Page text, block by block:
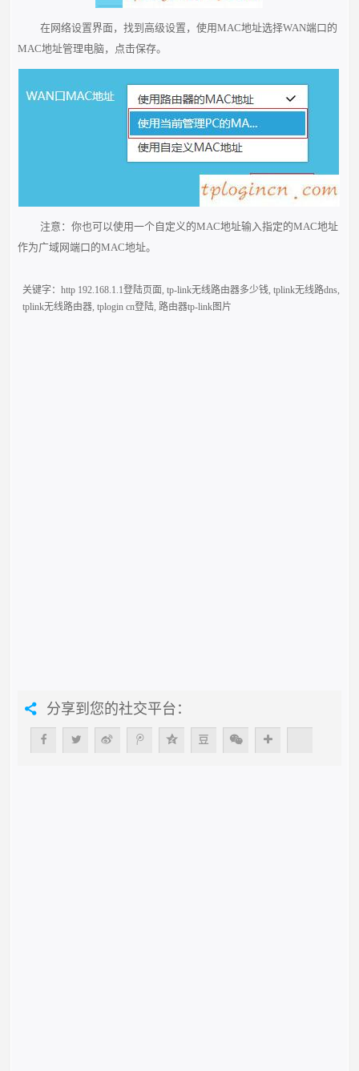
在网络设置界面，找到高级设置，使用MAC地址选择WAN端口的
MAC地址管理电脑，点击保存。
注意：你也可以使用一个自定义的MAC地址输入指定的MAC地址
作为广域网端口的MAC地址。
关键字：http 192.168.1.1登陆页面,tp-link无线路由器多少钱,tplink无线路dns,
tplink无线路由器,tplogin cn登陆,路由器tp-link图片
分享到您的社交平台：